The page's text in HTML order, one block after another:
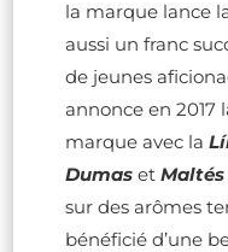
la marque lance
aussi un franc
de jeunes
annonce en
marque avec la
Dumas et Maltés
sur des arômes
bénéficié d’une